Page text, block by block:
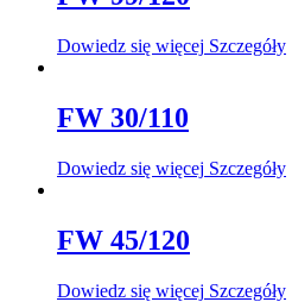
Dowiedz się więcej Szczegóły
FW 30/110
Dowiedz się więcej Szczegóły
FW 45/120
Dowiedz się więcej Szczegóły